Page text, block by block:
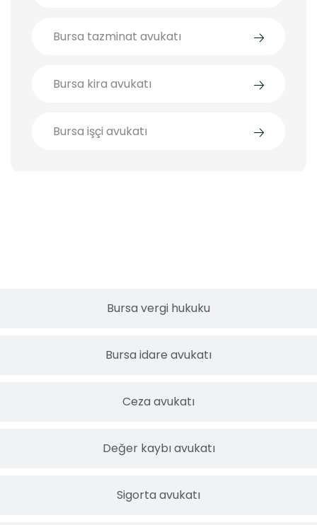
Bursa tazminat avukatı
Bursa kira avukatı
Bursa işçi avukatı
Bursa vergi hukuku
Bursa idare avukatı
Ceza avukatı
Değer kaybı avukatı
Sigorta avukatı